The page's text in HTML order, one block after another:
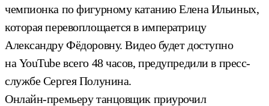
чемпионка по фигурному катанию Елена Ильиных,
которая перевоплощается в императрицу
Александру Фёдоровну. Видео будет доступно
на YouTube всего 48 часов, предупредили в пресс-
службе Сергея Полунина.
Онлайн-премьеру танцовщик приурочил